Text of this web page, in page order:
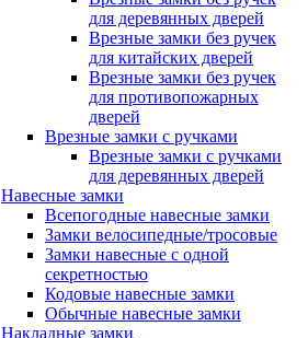
для деревянных дверей
Врезные замки без ручек
для китайских дверей
Врезные замки без ручек
для противопожарных
дверей
Врезные замки с ручками
Врезные замки с ручками
для деревянных дверей
Навесные замки
Всепогодные навесные замки
Замки велосипедные/тросовые
Замки навесные с одной
секретностью
Кодовые навесные замки
Обычные навесные замки
Накладные замки